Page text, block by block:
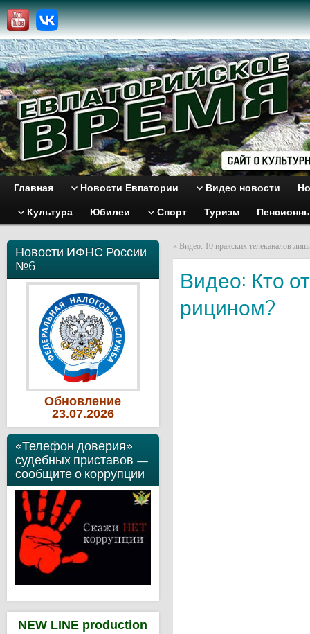
Главная Новости Евпатории Видео новости
Культура Юбилеи Спорт Туризм
Новости ИФНС России
№6
Обновление
23.07.2026
«Телефон доверия»
судебных приставов —
сообщите о коррупции
NEW LINE production
« Видео: 10 иракских телеканалов
Видео: Кто
рицином?